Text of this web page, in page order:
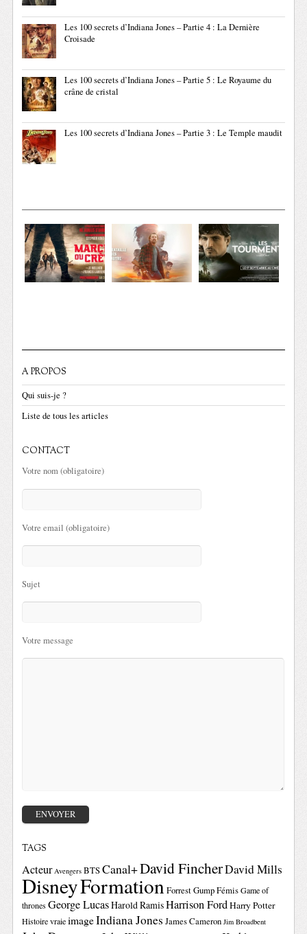
Les 100 secrets d’Indiana Jones – Partie 4 : La Dernière
Croisade
Les 100 secrets d’Indiana Jones – Partie 5 : Le Royaume du
crâne de cristal
Les 100 secrets d’Indiana Jones – Partie 3 : Le Temple maudit
A PROPOS
Qui suis-je ?
Liste de tous les articles
CONTACT
Votre nom (obligatoire)
Votre email (obligatoire)
Sujet
Votre message
TAGS
Acteur Avengers BTSCanal+David FincherDavid Mills
DisneyFormationForrest GumpFémis Game of
thrones George LucasHarold RamisHarrison FordHarry Potter
Histoire vraie imageIndiana Jones James Cameron Jim Broadbent